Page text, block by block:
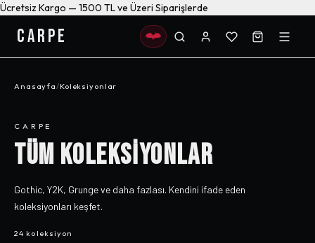
Ücretsiz Kargo — 1500 TL ve Üzeri Siparişlerde
CARPE
Anasayfa/Koleksiyonlar
CARPE
TÜM KOLEKSİYONLAR
Gothic, Y2K, Grunge ve daha fazlası. Kendini ifade eden
koleksiyonları keşfet.
24 koleksiyon